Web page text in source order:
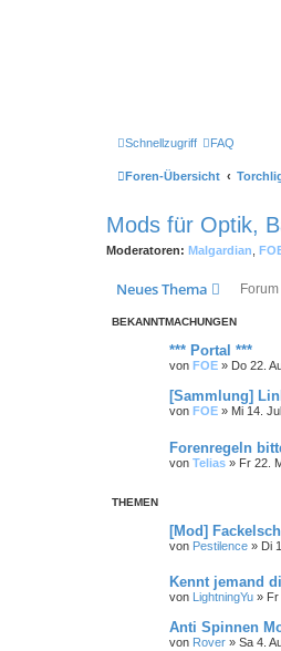
Schnellzugriff FAQ
Foren-Übersicht
Mods für Optik,
Moderatoren: Malgardian
Neues Thema
BEKANNTMACHUNGEN
*** Portal ***
von FOE » Do 22.
[Sammlung]
von FOE » Mi 14.
Forenregeln
von Telias » Fr 22.
THEMEN
[Mod]
von Pestilence » Di
Kennt jemand
von LightningYu »
Anti Spinnen
von Rover » Sa 4.